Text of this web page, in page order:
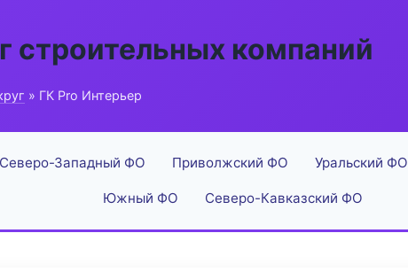
строительных компаний
» ГК Pro Интерьер
Северо-Западный ФО Приволжский ФО Уральский ФО
Южный ФО Северо-Кавказский ФО